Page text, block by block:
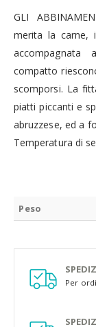
GLI
merita la carne,
compatto
scomporsi. La
piatti piccanti e
abruzzese, ed a
Temperatura di
Peso
Per